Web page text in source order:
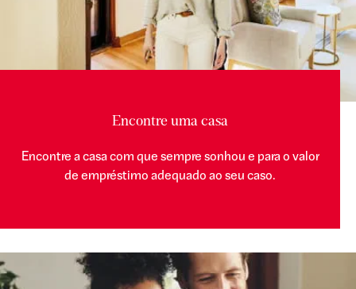
Encontre uma casa
Encontre a casa com que sempre sonhou e para o valor
de empréstimo adequado ao seu caso.